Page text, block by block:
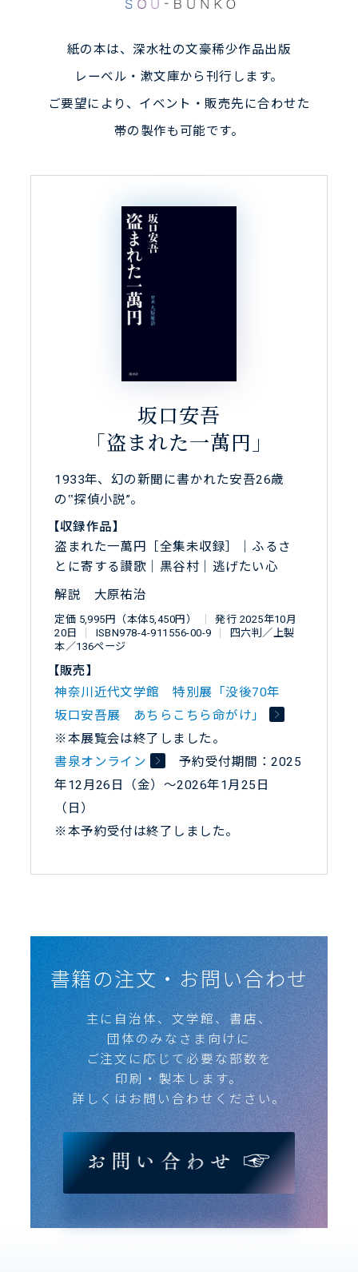
深水社について 作品申請 調査状況 掲載作品一覧 書籍 利用料金 よくある質問はじめての方へお問い合わせ
紙の本は、深水社の文豪稀少作品出版
レーベル・漱文庫から刊行します。
ご要望により、イベント・販売先に合わせた
帯の製作も可能です。
坂口安吾
「盗まれた一萬円」
1933年、幻の新聞に書かれた安吾26歳
の‟探偵小説”。
【収録作品】
盗まれた一萬円［全集未収録］｜ふるさ
とに寄する讃歌｜黒谷村｜逃げたい心
解説 大原祐治
定価 5,995円（本体5,450円）
発行 2025年10月
20日
ISBN978-4-911556-00-9
四六判／上製
本／136ページ
【販売】
神奈川近代文学館 特別展「没後70年
坂口安吾展 あちらこちら命がけ」
※本展覧会は終了しました。
書泉オンライン
予約受付期間：2025
年12月26日（金）～2026年1月25日
（日）
※本予約受付は終了しました。
書籍の注文・お問い合わせ
主に自治体、文学館、書店、
団体のみなさま向けに
ご注文に応じて必要な部数を
印刷・製本します。
詳しくはお問い合わせください。